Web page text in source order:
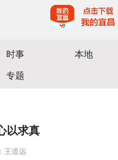
时事
本地
专题
以求真
王道远